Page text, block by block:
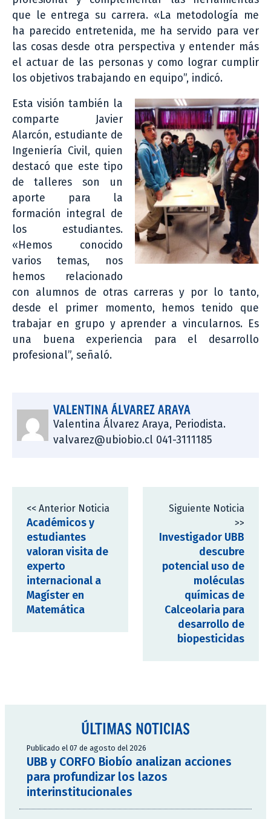
que le entrega su carrera. «La metodología me
ha parecido entretenida, me ha servido para ver
las cosas desde otra perspectiva y entender más
el actuar de las personas y como lograr cumplir
los objetivos trabajando en equipo”, indicó.
Esta visión también la
comparte Javier
Alarcón, estudiante de
Ingeniería Civil, quien
destacó que este tipo
de talleres son un
aporte para la
formación integral de
los estudiantes.
«Hemos conocido
varios temas, nos
hemos relacionado
con alumnos de otras carreras y por lo tanto,
desde el primer momento, hemos tenido que
trabajar en grupo y aprender a vincularnos. Es
una buena experiencia para el desarrollo
profesional”, señaló.
VALENTINA ÁLVAREZ ARAYA
Valentina Álvarez Araya, Periodista.
valvarez@ubiobio.cl 041-3111185
<< Anterior Noticia
Académicos y
estudiantes
valoran visita de
experto
internacional a
Magíster en
Matemática
Siguiente Noticia
>>
Investigador UBB
descubre
potencial uso de
moléculas
químicas de
Calceolaria para
desarrollo de
biopesticidas
ÚLTIMAS NOTICIAS
Publicado el 07 de agosto del 2026
UBB y CORFO Biobío analizan acciones
para profundizar los lazos
interinstitucionales